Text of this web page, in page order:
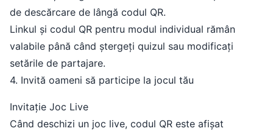
de descărcare de lângă codul QR.
Linkul și codul QR pentru modul individual rămân
valabile până când ștergeți quizul sau modificați
setările de partajare.
4. Invită oameni să participe la jocul tău
Invitație Joc Live
Când deschizi un joc live, codul QR este afișat